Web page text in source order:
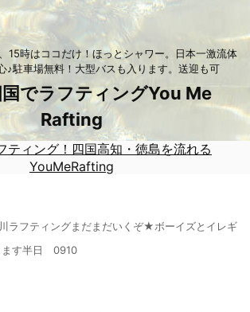
15時はココだけ！ほっとシャワー。日本一激流体
♪駐車場無料！大型バスも入ります。送迎も可
でラフティングYou Me
Rafting
ティング！四国高知・徳島を流れる
YouMeRafting
ラフティングまだまだいくぞ★ボーイズとイレギ
ます半日 0910